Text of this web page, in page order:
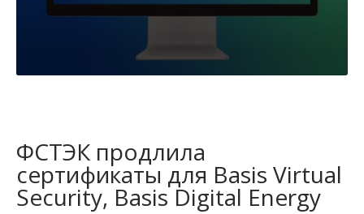
ФСТЭК продлила
сертификаты для Basis Virtual
Security, Basis Digital Energy